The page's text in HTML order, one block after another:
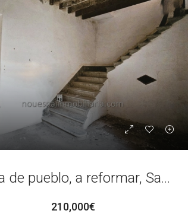
Casa de pueblo, a reformar, Sa Pobla
210,000€